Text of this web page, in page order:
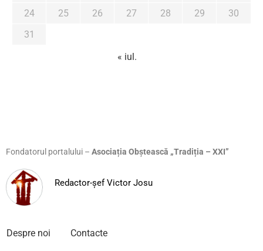
24
25 26 27 28 29
30
31
« iul.
Fondatorul portalului – Asociația Obștească „Tradiția – XXI”
Redactor-șef Victor Josu
Despre noi Contacte